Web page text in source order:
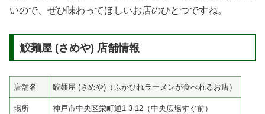
いので、ぜひ味わってほしいお店のひとつですね。
鮫麺屋 (さめや) 店舗情報
店舗名 鮫麺屋 (さめや)（ふかひれラーメンが食べれるお店）
場所 神戸市中央区栄町通1-3-12（中央広場すぐ前）